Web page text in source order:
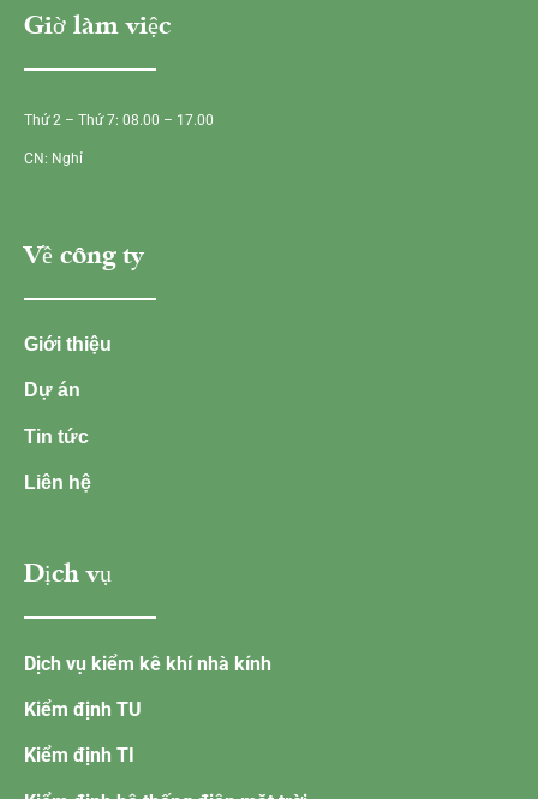
Giờ làm việc
Thứ 2 – Thứ 7: 08.00 – 17.00
CN: Nghỉ
Về công ty
Giới thiệu
Dự án
Tin tức
Liên hệ
Dịch vụ
Dịch vụ kiểm kê khí nhà kính
Kiểm định TU
Kiểm định TI